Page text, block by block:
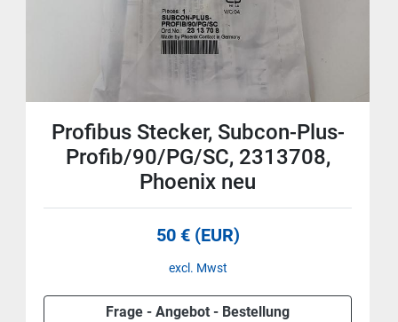
Profibus Stecker, Subcon-Plus-
Profib/90/PG/SC, 2313708,
Phoenix neu
50 € (EUR)
excl. Mwst
Frage - Angebot - Bestellung